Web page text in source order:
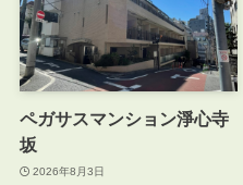
ペガサスマンション淨心寺
坂
2026年8月3日